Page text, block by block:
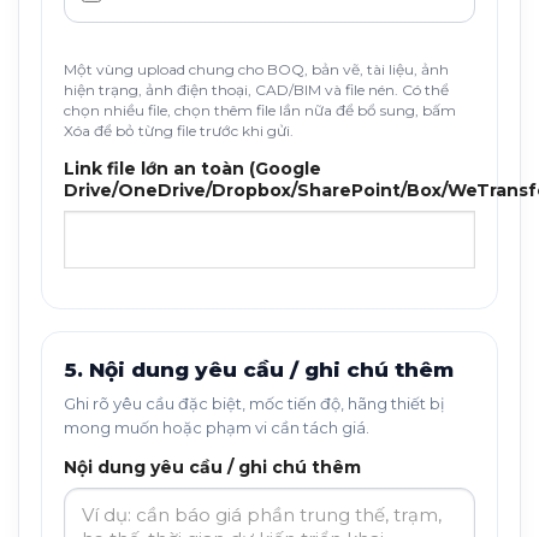
Một vùng upload chung cho BOQ, bản vẽ, tài liệu, ảnh
hiện trạng, ảnh điện thoại, CAD/BIM và file nén. Có thể
chọn nhiều file, chọn thêm file lần nữa để bổ sung, bấm
Xóa để bỏ từng file trước khi gửi.
Link file lớn an toàn (Google
Drive/OneDrive/Dropbox/SharePoint/Box/
5. Nội dung yêu cầu / ghi chú thêm
Ghi rõ yêu cầu đặc biệt, mốc tiến độ, hãng thiết bị
mong muốn hoặc phạm vi cần tách giá.
Nội dung yêu cầu / ghi chú thêm